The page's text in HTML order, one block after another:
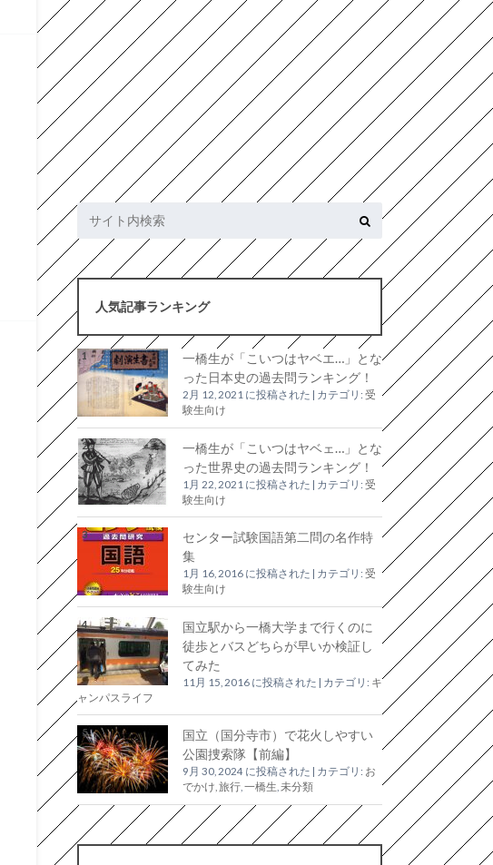
人気記事ランキング
一橋生が「こいつはヤベエ…」とな
った日本史の過去問ランキング！
2月 12, 2021 に投稿された | カテゴリ: 受
験生向け
一橋生が「こいつはヤベェ…」とな
った世界史の過去問ランキング！
1月 22, 2021 に投稿された | カテゴリ: 受
験生向け
センター試験国語第二問の名作特
集
1月 16, 2016 に投稿された カテゴリ: 受
験生向け
国立駅から一橋大学まで行くのに
徒歩とバスどちらが早いか検証し
てみた
11月 15, 2016 に投稿された | カテゴリ: キ
ャンパスライフ
国立（国分寺市）で花火しやすい
公園捜索隊【前編】
9月 30, 2024 に投稿された カテゴリ: お
でかけ, 旅行 一橋生 未分類